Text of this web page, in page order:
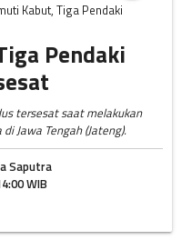
Kabut, Tiga Pendaki
Pendaki
tersesat saat melakukan
Jawa Tengah (Jateng).
Saputra
WIB